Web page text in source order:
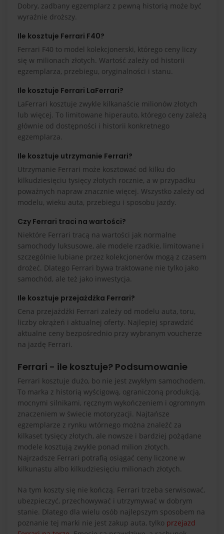
Dobry, zadbany egzemplarz z pewną historią może być
wyraźnie droższy.
Ile kosztuje Ferrari F40?
Ferrari F40 to model kolekcjonerski, którego ceny liczy
się w milionach złotych. Wartość zależy od historii
egzemplarza, przebiegu, oryginalności i stanu.
Ile kosztuje Ferrari LaFerrari?
LaFerrari kosztuje zwykle kilkanaście milionów złotych
lub więcej. To limitowane hiperauto, którego ceny zależą
głównie od dostępności i historii konkretnego
egzemplarza.
Ile kosztuje utrzymanie Ferrari?
Utrzymanie Ferrari może kosztować od kilku do
kilkudziesięciu tysięcy złotych rocznie, a w przypadku
poważnych napraw znacznie więcej. Wszystko zależy od
modelu, wieku auta, przebiegu i sposobu jazdy.
Czy Ferrari traci na wartości?
Niektóre Ferrari tracą na wartości jak normalne
samochody luksusowe, ale modele rzadkie, limitowane i
szczególnie lubiane przez kolekcjonerów mogą z czasem
drożeć. Dlatego Ferrari bywa traktowane nie tylko jako
samochód, ale też jako inwestycja.
Ile kosztuje przejażdżka Ferrari?
Cena przejażdżki Ferrari zależy od modelu auta, toru,
liczby okrążeń i aktualnej oferty. Najlepiej sprawdzić
aktualne ceny bezpośrednio przy wybranym voucherze
na jazdę Ferrari.
Ferrari - ile kosztuje? Podsumowanie
Ferrari kosztuje dużo, bo nie jest zwykłym samochodem.
To marka z historią wyścigową, ograniczoną produkcją,
mocnymi silnikami, ręcznym wykończeniem i ogromnym
znaczeniem w świecie motoryzacji. Najtańsze
egzemplarze z rynku wtórnego można znaleźć za
kilkaset tysięcy złotych, ale nowsze i bardziej pożądane
modele kosztują zwykle ponad milion złotych.
Najrzadsze Ferrari potrafią osiągać ceny liczone w
kilkunastu albo kilkudziesięciu milionach złotych.
Na tym koszty się nie kończą. Ferrari trzeba serwisować,
ubezpieczyć, przechowywać i utrzymywać w dobrym
stanie. Dlatego dla wielu osób najlepszym sposobem na
poznanie tej marki nie jest zakup auta, tylko przejazd